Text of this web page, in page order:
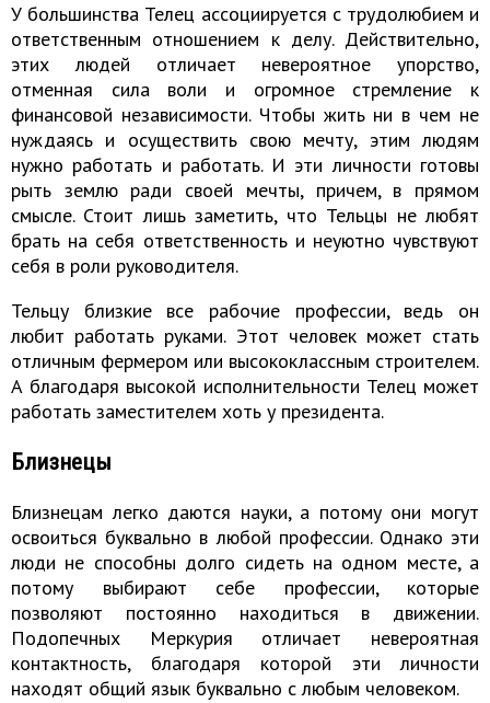
У большинства Телец ассоциируется с трудолюбием и
ответственным отношением к делу. Действительно,
этих людей отличает невероятное упорство,
отменная сила воли и огромное стремление к
финансовой независимости. Чтобы жить ни в чем не
нуждаясь и осуществить свою мечту, этим людям
нужно работать и работать. И эти личности готовы
рыть землю ради своей мечты, причем, в прямом
смысле. Стоит лишь заметить, что Тельцы не любят
брать на себя ответственность и неуютно чувствуют
себя в роли руководителя.
Тельцу близкие все рабочие профессии, ведь он
любит работать руками. Этот человек может стать
отличным фермером или высококлассным строителем.
А благодаря высокой исполнительности Телец может
работать заместителем хоть у президента.
Близнецы
Близнецам легко даются науки, а потому они могут
освоиться буквально в любой профессии. Однако эти
люди не способны долго сидеть на одном месте, а
потому выбирают себе профессии, которые
позволяют постоянно находиться в движении.
Подопечных Меркурия отличает невероятная
контактность, благодаря которой эти личности
находят общий язык буквально с любым человеком.